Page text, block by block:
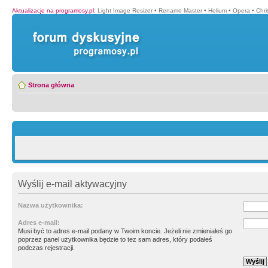
Aktualizacje na programosy.pl: Light Image Resizer • Rename Master • Helium • Opera •
Strona główna
Wyślij e-mail aktywacyjny
Nazwa użytkownika:
Adres e-mail:
Musi być to adres e-mail podany w Twoim koncie. Jeżeli nie zmieniałeś go
poprzez panel użytkownika będzie to tez sam adres, który podałeś
podczas rejestracji.